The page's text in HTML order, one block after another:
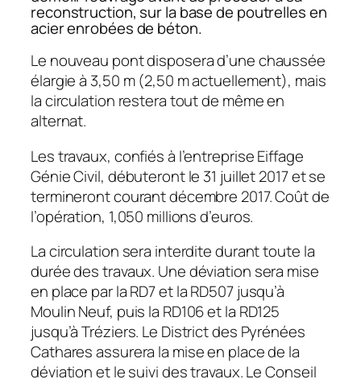
reconstruction, sur la base de poutrelles en
acier enrobées de béton.
Le nouveau pont disposera d’une chaussée
élargie à 3,50 m (2,50 m actuellement), mais
la circulation restera tout de même en
alternat.
Les travaux, confiés à l’entreprise Eiffage
Génie Civil, débuteront le 31 juillet 2017 et se
termineront courant décembre 2017. Coût de
l’opération, 1,050 millions d’euros.
La circulation sera interdite durant toute la
durée des travaux. Une déviation sera mise
en place par la RD7 et la RD507 jusqu’à
Moulin Neuf, puis la RD106 et la RD125
jusqu’à Tréziers. Le District des Pyrénées
Cathares assurera la mise en place de la
déviation et le suivi des travaux. Le Conseil